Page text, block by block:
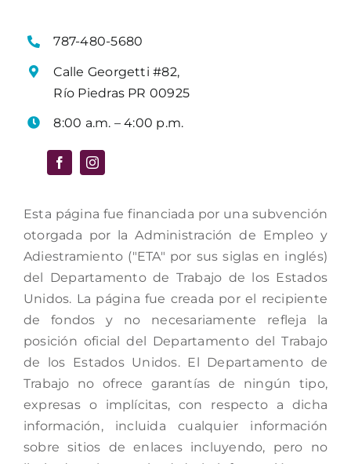
787-480-5680
Calle Georgetti #82,
Río Piedras PR 00925
8:00 a.m. – 4:00 p.m.
Esta página fue financiada por una subvención
otorgada por la Administración de Empleo y
Adiestramiento ("ETA" por sus siglas en inglés)
del Departamento de Trabajo de los Estados
Unidos. La página fue creada por el recipiente
de fondos y no necesariamente refleja la
posición oficial del Departamento del Trabajo
de los Estados Unidos. El Departamento de
Trabajo no ofrece garantías de ningún tipo,
expresas o implícitas, con respecto a dicha
información, incluida cualquier información
sobre sitios de enlaces incluyendo, pero no